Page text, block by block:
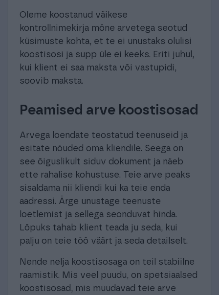
Oleme koostanud väikese
kontrollnimekirja mõne arvetega seotud
küsimuste kohta, et te ei unustaks olulisi
koostisosi ja supp üle ei keeks. Eriti juhul,
kui klient ei saa maksta või vastupidi,
soovib maksta.
Peamised arve koostisosad
Arvega loendate teostatud teenuseid ja
esitate nõuded oma kliendile. Seega on
see õiguslikult siduv dokument ja näeb
ette rahalise kohustuse. Teie arve peaks
sisaldama nii kliendi kui ka teie enda
aadressi. Ärge unustage teenuste
loetlemist ja sellega seonduvat hinda.
Lõpuks tahab klient teada ju seda, kui
palju on teie töö väärt ja seda detailselt.
Nende nelja koostisosaga on teil stabiilne
raamistik. Mis veel puudu, on spetsiaalsed
koostisosad, mis muudavad teie arve